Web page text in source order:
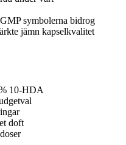
symbolerna bidrog
jämn kapselkvalitet
10-HDA
doft